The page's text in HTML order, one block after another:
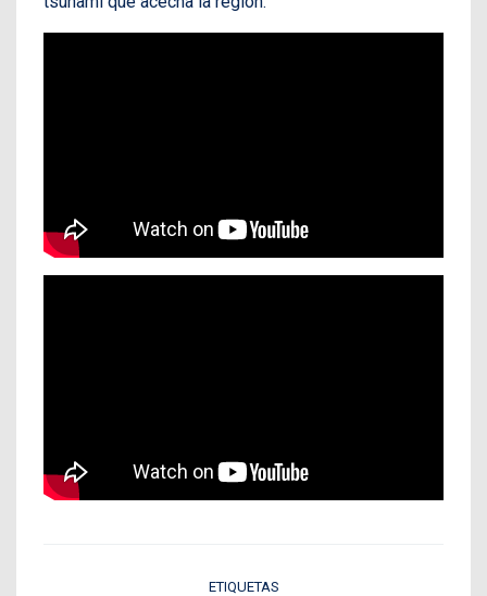
ETIQUETAS